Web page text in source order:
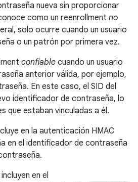
nueva sin proporcionar
como un reenrollment no
solo ocurre cuando un usuario
o un patrón por primera vez.
confiable cuando un usuario
anterior válida, por ejemplo,
En este caso, el SID del
identificador de contraseña, lo
que estaban vinculadas a él.
en la autenticación HMAC
en el identificador de contraseña
en el